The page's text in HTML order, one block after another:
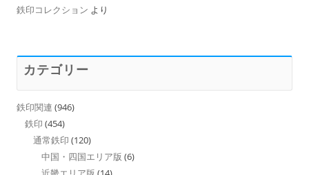
鉄印コレクション より
カテゴリー
鉄印関連 (946)
鉄印 (454)
通常鉄印 (120)
中国・四国エリア版 (6)